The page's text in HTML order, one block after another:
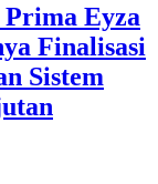
Eyza
Finalisasi
Sistem